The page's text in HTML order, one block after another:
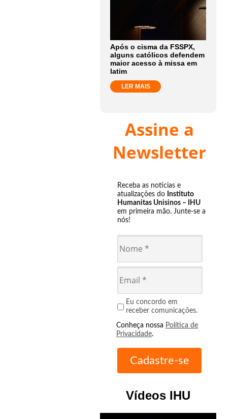
Após o cisma da FSSPX,
alguns católicos defendem
maior acesso à missa em
latim
LER MAIS
Assine a
Newsletter
Receba as notícias e
atualizações do Instituto
Humanitas Unisinos – IHU
em primeira mão. Junte-se a
nós!
Eu concordo em
receber comunicações.
Conheça nossa Política de
Privacidade.
Vídeos IHU